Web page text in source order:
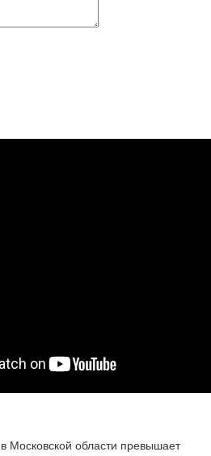
Московской области превышает